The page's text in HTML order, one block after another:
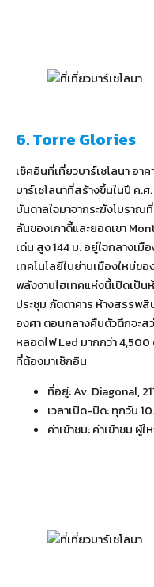
6. Torre Glories
เช็คอินที่เที่ยวบาร์เซโลนา อ
บาร์เซโลนาที่สร้างขึ้นในปี ค
บันดาลใจมาจากระฆังโบราณ
ลันของเกาดี้และยอดเขา
เด่น สูง 144 ม. อยู่ใจกลาง
เทคโนโลยีในย่านเมืองใหม่ข
พลังงานไฮเทคแห่งนี้เปิดเป็
ประชุม ภัตตาคาร ห้างสรรพ
องศา ตอนกลางคืนตัวตึกจะส
หลอดไฟ Led มากกว่า
ที่ต้องมาเช็กอิน
ที่อยู่: Av. Diagonal,
เวลาเปิด-ปิด: ทุกวัน
ค่าเข้าชม: ค่าเข้าชม ผู้